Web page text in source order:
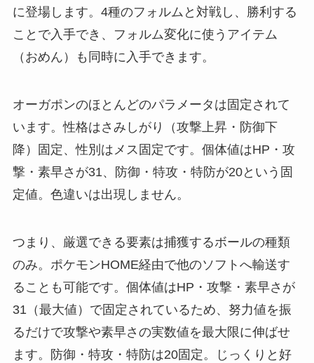
に登場します。4種のフォルムと対戦し、勝利する
ことで入手でき、フォルム変化に使うアイテム
（おめん）も同時に入手できます。
オーガポンのほとんどのパラメータは固定されて
います。性格はさみしがり（攻撃上昇・防御下
降）固定、性別はメス固定です。個体値はHP・攻
撃・素早さが31、防御・特攻・特防が20という固
定値。色違いは出現しません。
つまり、厳選できる要素は捕獲するボールの種類
のみ。ポケモンHOME経由で他のソフトへ輸送す
ることも可能です。個体値はHP・攻撃・素早さが
31（最大値）で固定されているため、努力値を振
るだけで攻撃や素早さの実数値を最大限に伸ばせ
ます。防御・特攻・特防は20固定。じっくりと好